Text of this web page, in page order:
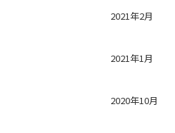
2021年2月
2021年1月
2020年10月